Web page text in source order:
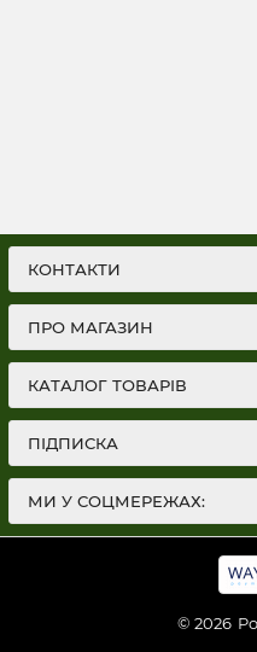
КОНТАКТИ
ПРО МАГАЗИН
КАТАЛОГ ТОВАРІВ
ПІДПИСКА
МИ У СОЦМЕРЕЖАХ:
© 2026